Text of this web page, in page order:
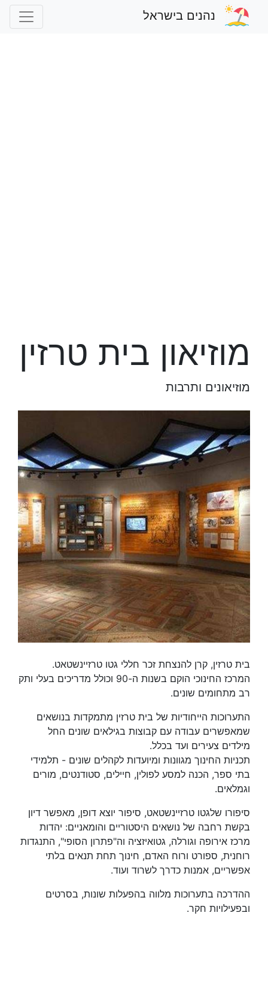
נהנים בישראל
מוזיאון בית טרזין
מוזיאונים ותרבות
בית טרזין, קרן להנצחת זכר חללי גטו טרזיינשטאט.
המרכז החינוכי הוקם בשנות ה-90 וכולל מדריכים בעלי ותק
רב מתחומים שונים.
התערוכות הייחודיות של בית טרזין מתמקדות בנושאים
שמאפשרים עבודה עם קבוצות בגילאים שונים החל
מילדים צעירים ועד בכלל.
תכניות החינוך מגוונות ומיועדות לקהלים שונים - תלמידי
בתי ספר, הכנה למסע לפולין, חיילים, סטודנטים, מורים
וגמלאים.
סיפורו שלגטו טרזיינשטאט, סיפור יוצא דופן, מאפשר דיון
בקשת רחבה של נושאים היסטוריים והומאניים: יהדות
מרכז אירופה וגורלה, גטואיזציה וה"פתרון הסופי", התנגדות
רוחנית, ספורט ורוח האדם, חינוך תחת תנאים בלתי
אפשריים, אמנות כדרך לשרוד ועוד.
ההדרכה בתערוכות מלווה בהפעלות שונות, בסרטים
ובפעילויות חקר.